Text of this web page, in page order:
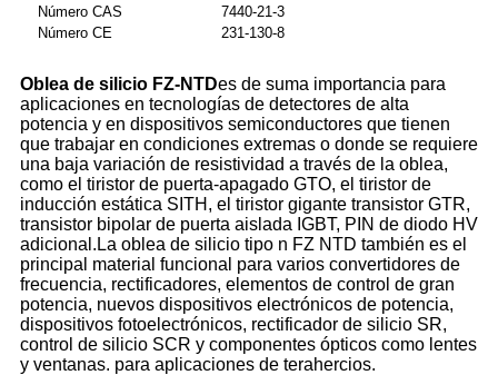
Número CAS
7440-21-3
Número CE
231-130-8
Oblea de silicio FZ-NTDes de suma importancia para
aplicaciones en tecnologías de detectores de alta
potencia y en dispositivos semiconductores que tienen
que trabajar en condiciones extremas o donde se requiere
una baja variación de resistividad a través de la oblea,
como el tiristor de puerta-apagado GTO, el tiristor de
inducción estática SITH, el tiristor gigante transistor GTR,
transistor bipolar de puerta aislada IGBT, PIN de diodo HV
adicional.La oblea de silicio tipo n FZ NTD también es el
principal material funcional para varios convertidores de
frecuencia, rectificadores, elementos de control de gran
potencia, nuevos dispositivos electrónicos de potencia,
dispositivos fotoelectrónicos, rectificador de silicio SR,
control de silicio SCR y componentes ópticos como lentes
y ventanas. para aplicaciones de terahercios.